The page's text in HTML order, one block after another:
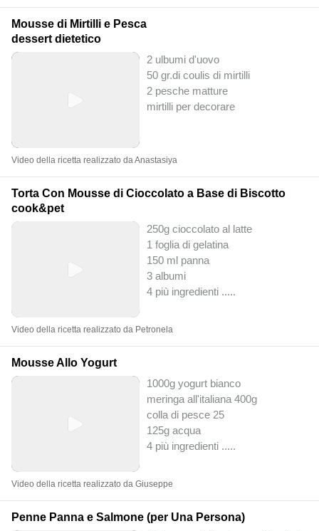
Mousse di Mirtilli e Pesca
dessert dietetico
2 ulbumi d'uovo
50 gr.di coulis di mirtilli
2 pesche matture
mirtilli per decorare
Video della ricetta realizzato da Anastasiya
Torta Con Mousse di Cioccolato a Base di Biscotto
cook&pet
250g cioccolato al latte
1 foglia di gelatina
150 ml panna
3 albumi
4 più ingredienti .....
Video della ricetta realizzato da Petronela
Mousse Allo Yogurt
1000g yogurt bianco
meringa all'italiana 400g
colla di pesce 25
125g acqua
4 più ingredienti .....
Video della ricetta realizzato da Giuseppe
Penne Panna e Salmone (per Una Persona)